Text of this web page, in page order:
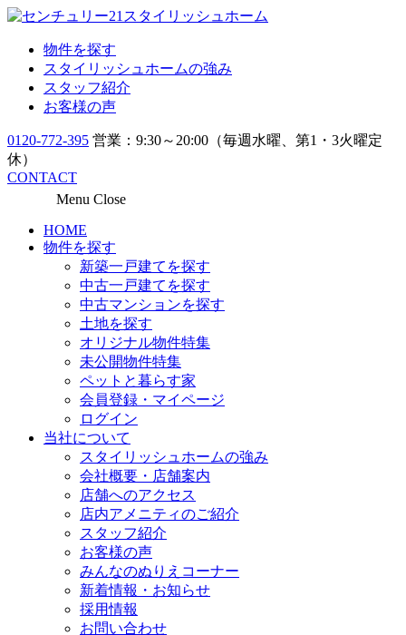
物件を探す
スタイリッシュホームの強み
スタッフ紹介
お客様の声
0120-772-395 営業：9:30～20:00（毎週水曜、第1・3火曜定
休）
CONTACT
Menu Close
HOME
物件を探す
新築一戸建てを探す
中古一戸建てを探す
中古マンションを探す
土地を探す
オリジナル物件特集
未公開物件特集
ペットと暮らす家
会員登録・マイページ
ログイン
当社について
スタイリッシュホームの強み
会社概要・店舗案内
店舗へのアクセス
店内アメニティのご紹介
スタッフ紹介
お客様の声
みんなのぬりえコーナー
新着情報・お知らせ
採用情報
お問い合わせ